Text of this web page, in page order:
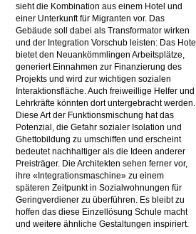
sieht die Kombination aus einem Hotel und
einer Unterkunft für Migranten vor. Das
Gebäude soll dabei als Transformator wirken
und der Integration Vorschub leisten: Das Hotel
bietet den Neuankömmlingen Arbeitsplätze,
generiert Einnahmen zur Finanzierung des
Projekts und wird zur wichtigen sozialen
Interaktionsfläche. Auch freiweillige Helfer und
Lehrkräfte könnten dort untergebracht werden.
Diese Art der Funktionsmischung hat das
Potenzial, die Gefahr sozialer Isolation und
Ghettobildung zu umschiffen und erscheint
bedeutet nachhaltiger als die Ideen anderer
Preisträger. Die Architekten sehen ferner vor,
ihre «Integrationsmaschine» zu einem
späteren Zeitpunkt in Sozialwohnungen für
Geringverdiener zu überführen. Es bleibt zu
hoffen das diese Einzellösung Schule macht
und weitere ähnliche Gestaltungen inspiriert.